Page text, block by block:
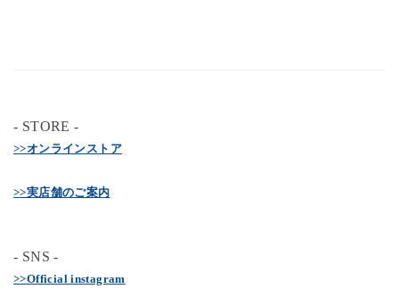
- STORE -
>>オンラインストア
>>実店舗のご案内
- SNS -
>>Official instagram